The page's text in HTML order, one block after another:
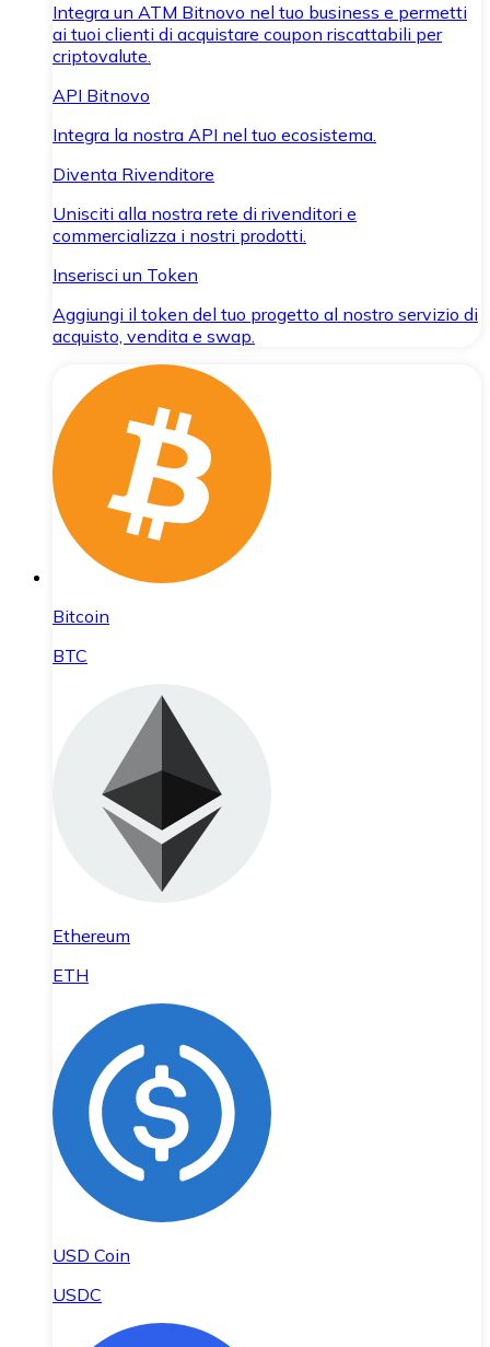
Integra un ATM Bitnovo nel tuo business e permetti
ai tuoi clienti di acquistare coupon riscattabili per
criptovalute.
API Bitnovo
Integra la nostra API nel tuo ecosistema.
Diventa Rivenditore
Unisciti alla nostra rete di rivenditori e
commercializza i nostri prodotti.
Inserisci un Token
Aggiungi il token del tuo progetto al nostro servizio di
acquisto, vendita e swap.
Bitcoin
BTC
Ethereum
ETH
USD Coin
USDC